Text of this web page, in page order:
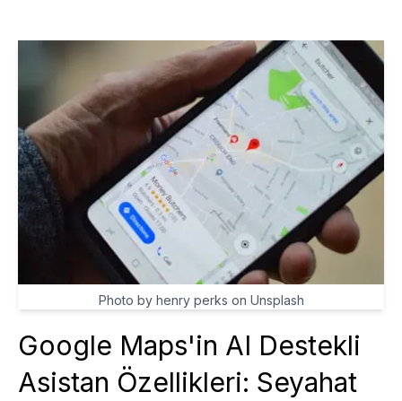
Photo by henry perks on Unsplash
Google Maps'in AI Destekli
Asistan Özellikleri: Seyahat